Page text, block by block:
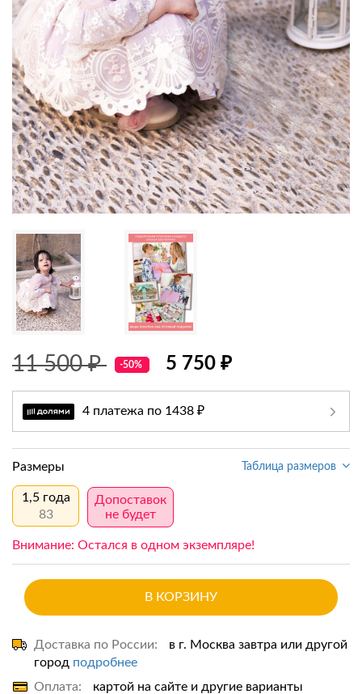
11 500 ₽ -50% 5 750 ₽
4 платежа по 1438 ₽
Таблица размеров
Размеры
1,5 года
83
Допоставок
не будет
Внимание: Остался в одном экземпляре!
В КОРЗИНУ
Доставка по России:
в г. Москва завтра или другой
город подробнее
Оплата:
картой на сайте и другие варианты